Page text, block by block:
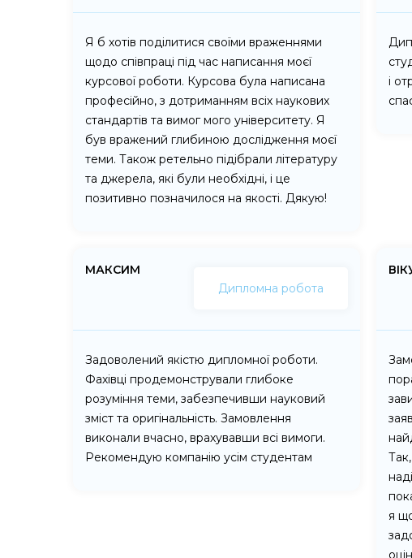
Я б хотів поділитися своїми враженнями
щодо співпраці під час написання моєї
курсової роботи. Курсова була написана
професійно, з дотриманням всіх наукових
стандартів та вимог мого університету. Я
був вражений глибиною дослідження моєї
теми. Також ретельно підібрали літературу
та джерела, які були необхідні, і це
позитивно позначилося на якості. Дякую!
і
МАКСИМ
Дипломна робота
Задоволений якістю дипломної роботи.
Фахівці продемонстрували глибоке
розуміння теми, забезпечивши науковий
зміст та оригінальність. Замовлення
виконали вчасно, врахувавши всі вимоги.
Рекомендую компанію усім студентам
я